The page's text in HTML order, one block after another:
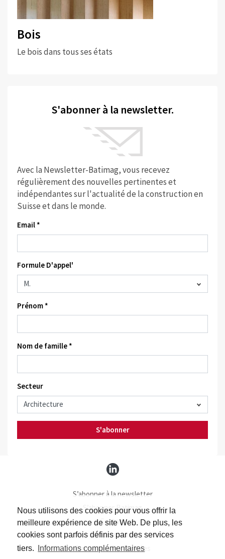
Nous utilisons des cookies pour vous offrir la
meilleure expérience de site Web. De plus, les
cookies sont parfois définis par des services
tiers.
Informations complémentaires
Bois
Le bois dans tous ses états
S'abonner à la newsletter.
Avec la Newsletter-Batimag, vous recevez
régulièrement des nouvelles pertinentes et
indépendantes sur l'actualité de la construction en
Suisse et dans le monde.
Email *
Formule D'appel'
Prénom *
Nom de famille *
Secteur
S'abonner
S’abonner à la newsletter
S’abonner Batimag
Contact
Impressum
Protection des données